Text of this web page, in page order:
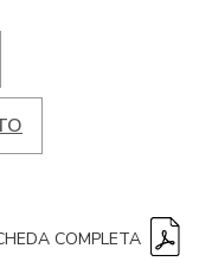
COMPLETA